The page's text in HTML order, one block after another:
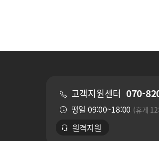
고객지원센터 070-
평일 09:00~18:00 (휴게
원격지원